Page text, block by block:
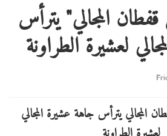
المجالي" يترأس
لعشيرة الطراونة